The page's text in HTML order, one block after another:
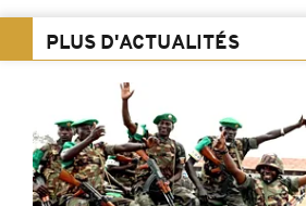
PLUS D'ACTUALITÉS